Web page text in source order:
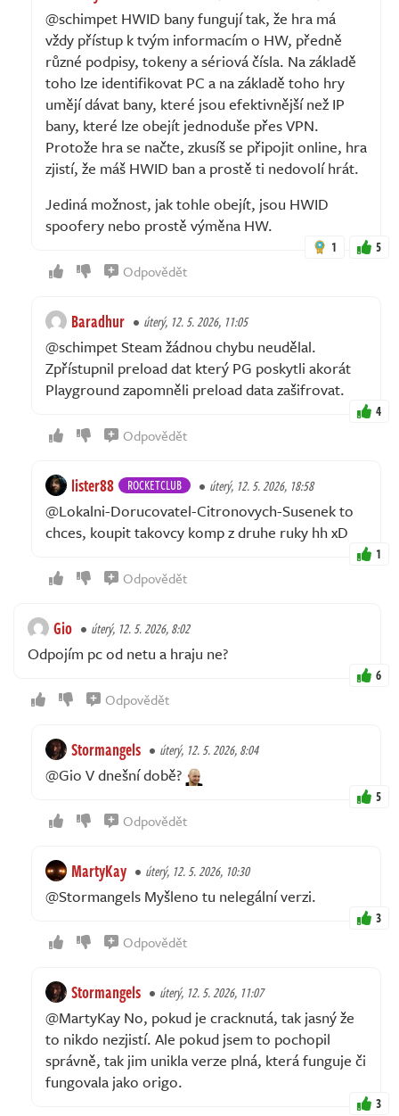
@schimpet HWID bany fungují tak, že hra má
vždy přístup k tvým informacím o HW, předně
různé podpisy, tokeny a sériová čísla. Na základě
toho lze identifikovat PC a na základě toho hry
umějí dávat bany, které jsou efektivnější než IP
bany, které lze obejít jednoduše přes VPN.
Protože hra se načte, zkusíš se připojit online, hra
zjistí, že máš HWID ban a prostě ti nedovolí hrát.
Jediná možnost, jak tohle obejít, jsou HWID
spoofery nebo prostě výměna HW.
1 5
Odpovědět
Baradhur úterý, 12. 5. 2026, 11:05
@schimpet Steam žádnou chybu neudělal.
Zpřístupnil preload dat který PG poskytli akorát
Playground zapomněli preload data zašifrovat.
4
Odpovědět
lister88 ROCKETCLUB úterý, 12. 5. 2026, 18:58
@Lokalni-Dorucovatel-Citronovych-Susenek to
chces, koupit takovcy komp z druhe ruky hh xD
1
Odpovědět
Gio úterý, 12. 5. 2026, 8:02
Odpojím pc od netu a hraju ne?
6
Odpovědět
Stormangels úterý, 12. 5. 2026, 8:04
@Gio V dnešní době?
5
Odpovědět
MartyKay úterý, 12. 5. 2026, 10:30
@Stormangels Myšleno tu nelegální verzi.
3
Odpovědět
Stormangels úterý, 12. 5. 2026, 11:07
@MartyKay No, pokud je cracknutá, tak jasný že
to nikdo nezjistí. Ale pokud jsem to pochopil
správně, tak jim unikla verze plná, která funguje či
fungovala jako origo.
3